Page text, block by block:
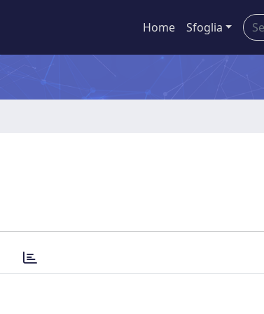
Home Sfoglia